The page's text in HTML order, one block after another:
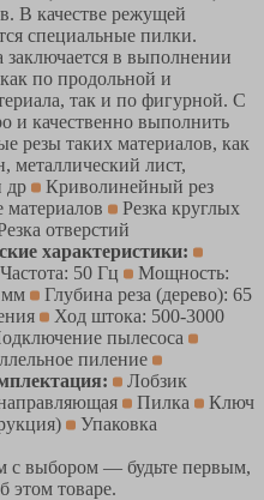
В качестве режущей
специальные пилки.
заключается в выполнении
по продольной и
так и по фигурной. С
и качественно выполнить
резы таких материалов, как
металлический лист,
др
Криволинейный рез
Резка круглых
отверстий
характеристики:
Частота: 50 Гц
Мощность:
мм
Глубина реза (дерево): 65
Ход штока: 500-3000
пылесоса
пиление
Лобзик
Пилка
Ключ
Упаковка
с выбором — будьте первым,
этом товаре.